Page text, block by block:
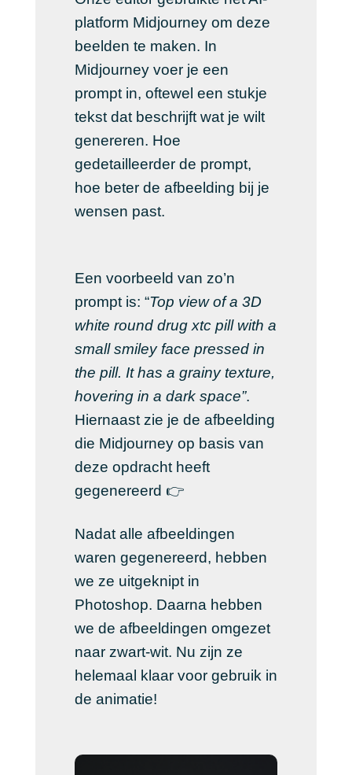
platform Midjourney om deze
beelden te maken. In
Midjourney voer je een
prompt in, oftewel een stukje
tekst dat beschrijft wat je wilt
genereren. Hoe
gedetailleerder de prompt,
hoe beter de afbeelding bij je
wensen past.
Een voorbeeld van zo’n
prompt is: “Top view of a 3D
white round drug xtc pill with a
small smiley face pressed in
the pill. It has a grainy texture,
hovering in a dark space”.
Hiernaast zie je de afbeelding
die Midjourney op basis van
deze opdracht heeft
gegenereerd 👉
Nadat alle afbeeldingen
waren gegenereerd, hebben
we ze uitgeknipt in
Photoshop. Daarna hebben
we de afbeeldingen omgezet
naar zwart-wit. Nu zijn ze
helemaal klaar voor gebruik in
de animatie!